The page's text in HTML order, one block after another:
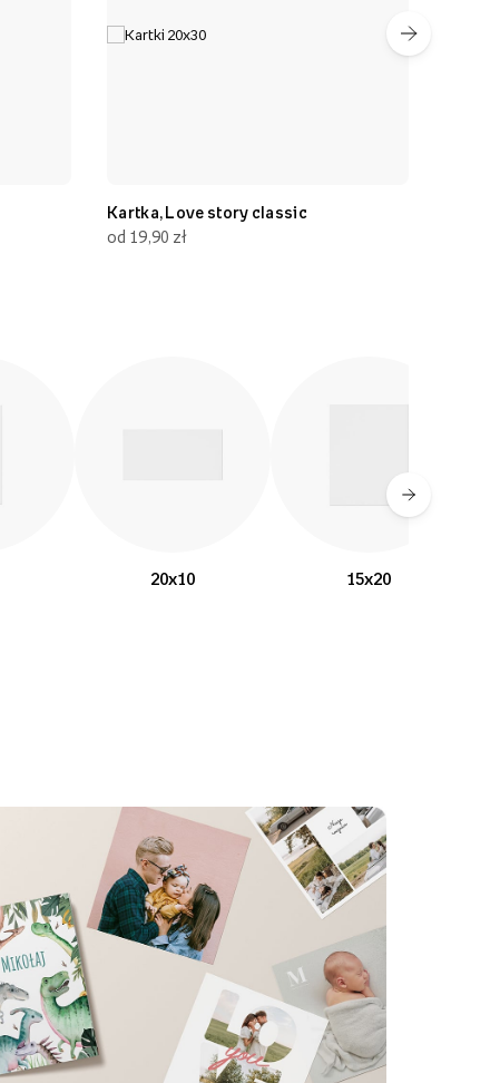
Kartka, Love story classic
od 19,90 zł
20x10 15x20